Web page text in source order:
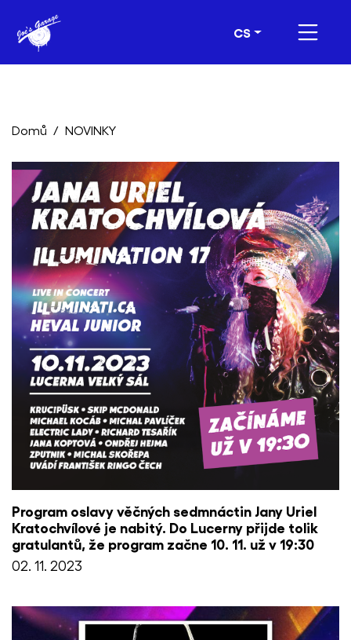
CS
Domů NOVINKY
Program oslavy věčných sedmnáctin Jany Uriel
Kratochvílové je nabitý. Do Lucerny přijde tolik
gratulantů, že program začne 10. 11. už v 19:30
02. 11. 2023